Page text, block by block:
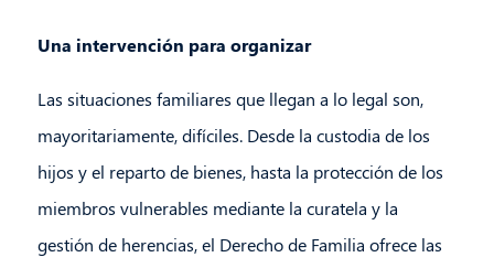
Una intervención para organizar
Las situaciones familiares que llegan a lo legal son,
mayoritariamente, difíciles. Desde la custodia de los
hijos y el reparto de bienes, hasta la protección de los
miembros vulnerables mediante la curatela y la
gestión de herencias, el Derecho de Familia ofrece las